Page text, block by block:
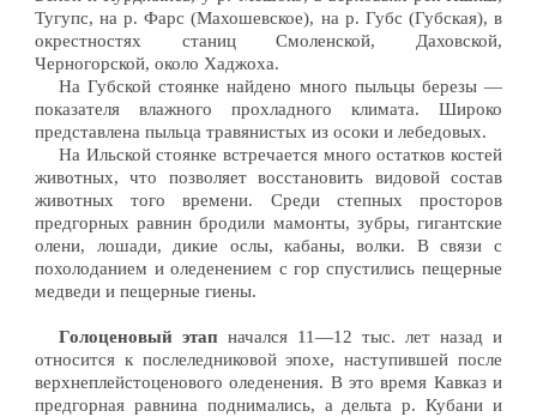
Тугупс, на р. Фарс (Махошевское), на р. Губс (Губская), в
окрестностях станиц Смоленской, Даховской,
Черногорской, около Хаджоха.
На Губской стоянке найдено много пыльцы березы —
показателя влажного прохладного климата. Широко
представлена пыльца травянистых из осоки и лебедовых.
На Ильской стоянке встречается много остатков костей
животных, что позволяет восстановить видовой состав
животных того времени. Среди степных просторов
предгорных равнин бродили мамонты, зубры, гигантские
олени, лошади, дикие ослы, кабаны, волки. В связи с
похолоданием и оледенением с гор спустились пещерные
медведи и пещерные гиены.
Голоценовый этап начался 11—12 тыс. лет назад и
относится к послеледниковой эпохе, наступившей после
верхнеплейстоценового оледенения. В это время Кавказ и
предгорная равнина поднимались, а дельта р. Кубани и